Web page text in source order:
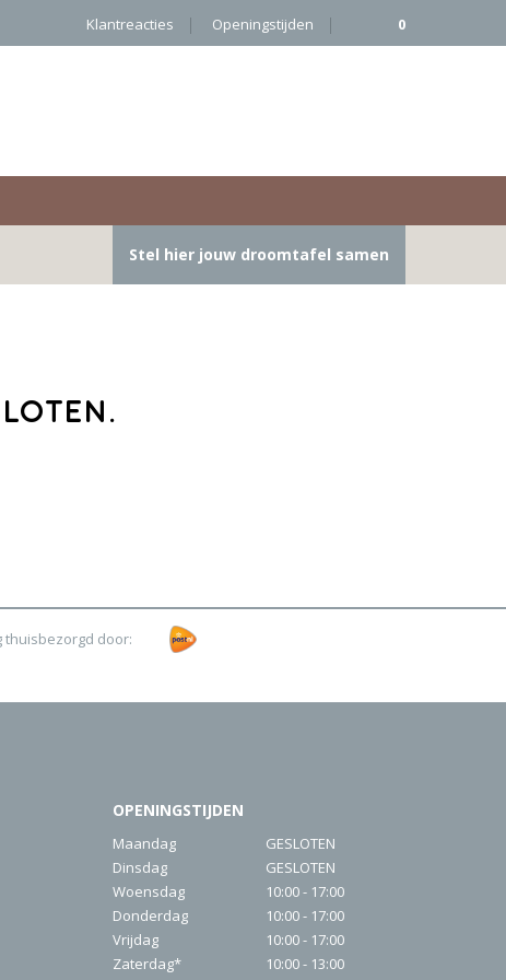
Klantreacties Openingstijden 0
Stel hier jouw droomtafel samen
thuisbezorgd door:
OPENINGSTIJDEN
Maandag
GESLOTEN
Dinsdag
GESLOTEN
Woensdag
10:00 - 17:00
Donderdag
10:00 - 17:00
Vrijdag
10:00 - 17:00
Zaterdag*
10:00 - 13:00